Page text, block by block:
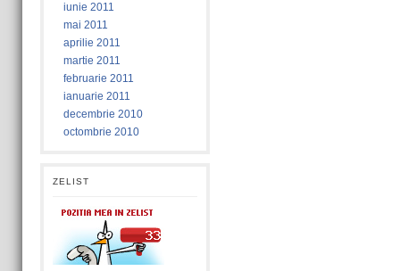
iunie 2011
mai 2011
aprilie 2011
martie 2011
februarie 2011
ianuarie 2011
decembrie 2010
octombrie 2010
ZELIST